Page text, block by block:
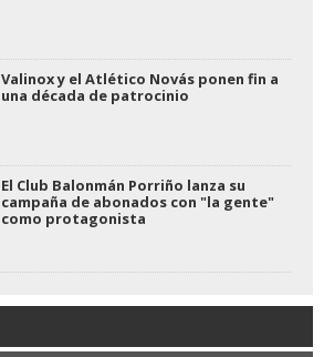
Valinox y el Atlético Novás ponen fin a
una década de patrocinio
El Club Balonmán Porriño lanza su
campaña de abonados con "la gente"
como protagonista